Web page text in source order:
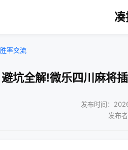
凑
胜率交流
避坑全解!微乐四川麻将
发布时间：
发布